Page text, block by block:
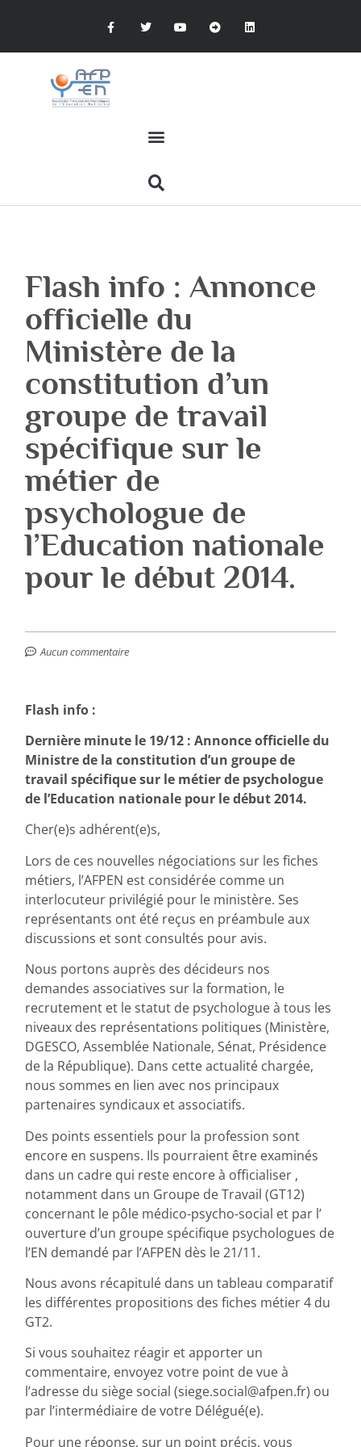
Flash info : Annonce
officielle du
Ministère de la
constitution d’un
groupe de travail
spécifique sur le
métier de
psychologue de
l’Education nationale
pour le début 2014.
Aucun commentaire
Flash info :
Dernière minute le 19/12 : Annonce officielle du
Ministre de la constitution d’un groupe de
travail spécifique sur le métier de psychologue
de l’Education nationale pour le début 2014.
Cher(e)s adhérent(e)s,
Lors de ces nouvelles négociations sur les fiches
métiers, l’AFPEN est considérée comme un
interlocuteur privilégié pour le ministère. Ses
représentants ont été reçus en préambule aux
discussions et sont consultés pour avis.
Nous portons auprès des décideurs nos
demandes associatives sur la formation, le
recrutement et le statut de psychologue à tous les
niveaux des représentations politiques (Ministère,
DGESCO, Assemblée Nationale, Sénat, Présidence
de la République). Dans cette actualité chargée,
nous sommes en lien avec nos principaux
partenaires syndicaux et associatifs.
Des points essentiels pour la profession sont
encore en suspens. Ils pourraient être examinés
dans un cadre qui reste encore à officialiser ,
notamment dans un Groupe de Travail (GT12)
concernant le pôle médico-psycho-social et par l’
ouverture d’un groupe spécifique psychologues de
l’EN demandé par l’AFPEN dès le 21/11.
Nous avons récapitulé dans un tableau comparatif
les différentes propositions des fiches métier 4 du
GT2.
Si vous souhaitez réagir et apporter un
commentaire, envoyez votre point de vue à
l’adresse du siège social (siege.social@afpen.fr) ou
par l’intermédiaire de votre Délégué(e).
Pour une réponse, sur un point précis, vous